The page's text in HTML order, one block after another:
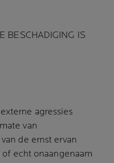
BESCHADIGING IS
agressies
van
de ernst ervan
echt onaangenaam